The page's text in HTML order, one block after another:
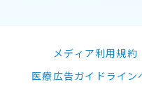
メディア利用規約
医療広告ガイドライン